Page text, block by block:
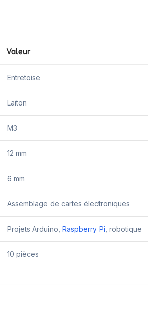
Valeur
Entretoise
Laiton
M3
12 mm
6 mm
Assemblage de cartes électroniques
Projets Arduino, Raspberry Pi , robotique
10 pièces